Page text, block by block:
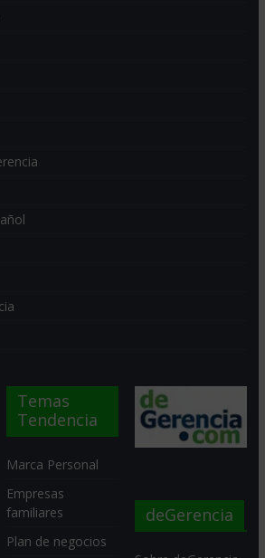
Temas
Tendencia
Marca Personal
Empresas
familiares
Plan de negocios
deGerencia